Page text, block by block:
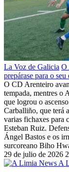
La Voz de Galicia O
prepárase para o
O CD Arenteiro
tempada, mentres o
que logrou o
Carballiño, que terá
varias fichaxes para
Esteban Ruiz.
Ángel Bastos e os
surcoreano Biho
29 de julio de 2026
A